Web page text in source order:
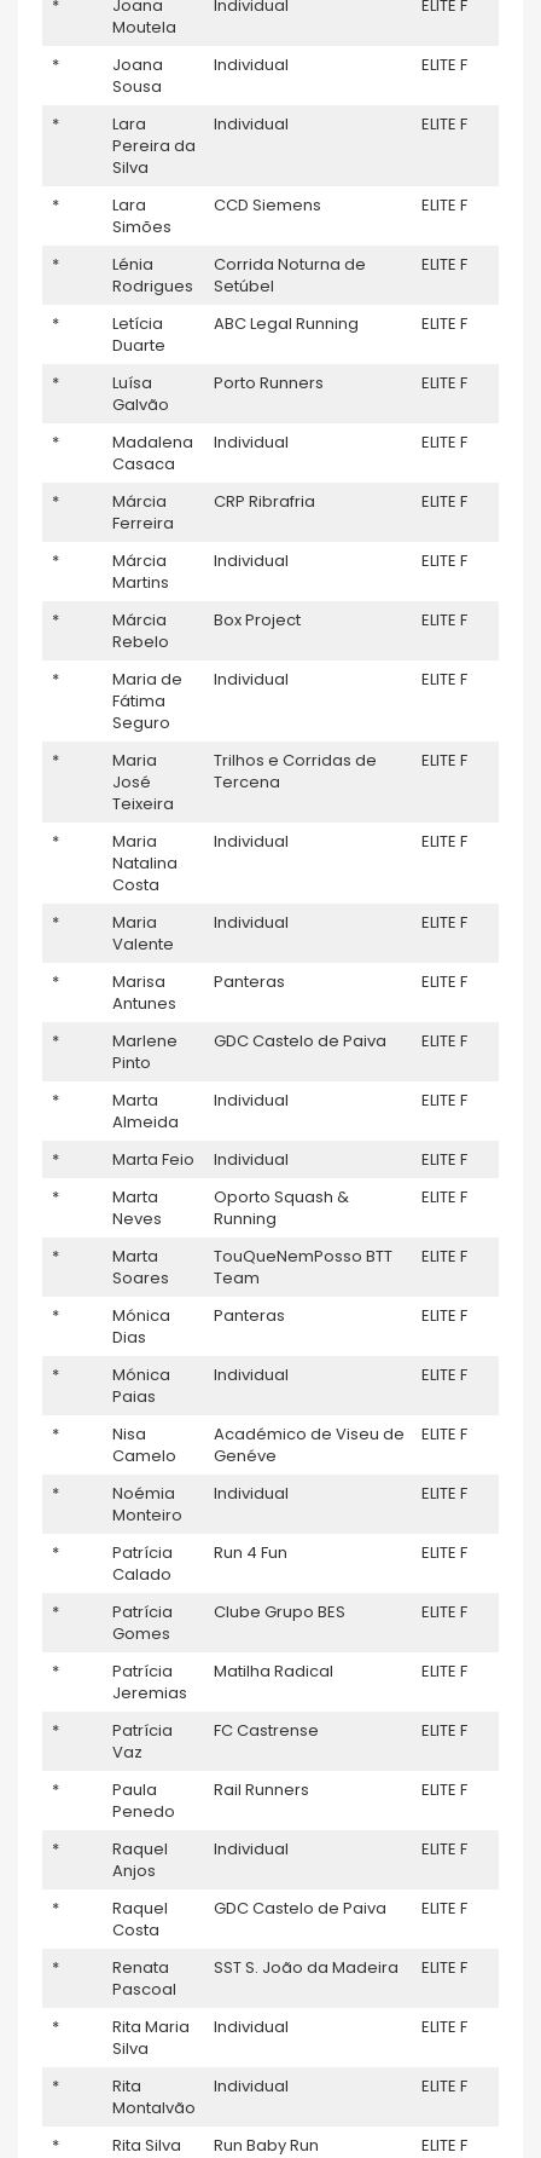
*
Joana
Moutela
Individual ELITE F
*
Joana
Sousa
Individual ELITE F
*
Lara
Pereira da
Silva
Individual ELITE F
*
Lara
Simões
CCD Siemens ELITE F
*
Lénia
Rodrigues
Corrida Noturna de
Setúbel
ELITE F
*
Letícia
Duarte
ABC Legal Running ELITE F
*
Luísa
Galvão
Porto Runners ELITE F
*
Madalena
Casaca
Individual ELITE F
*
Márcia
Ferreira
CRP Ribrafria ELITE F
*
Márcia
Martins
Individual ELITE F
*
Márcia
Rebelo
Box Project ELITE F
*
Maria de
Fátima
Seguro
Individual ELITE F
*
Maria
José
Teixeira
Trilhos e Corridas de
Tercena
ELITE F
*
Maria
Natalina
Costa
Individual ELITE F
*
Maria
Valente
Individual ELITE F
*
Marisa
Antunes
Panteras ELITE F
*
Marlene
Pinto
GDC Castelo de Paiva ELITE F
*
Marta
Almeida
Individual ELITE F
* Marta Feio Individual ELITE F
*
Marta
Neves
Oporto Squash &
Running
ELITE F
*
Marta
Soares
TouQueNemPosso BTT
Team
ELITE F
*
Mónica
Dias
Panteras ELITE F
*
Mónica
Paias
Individual ELITE F
*
Nisa
Camelo
Académico de Viseu de
Genéve
ELITE F
*
Noémia
Monteiro
Individual ELITE F
*
Patrícia
Calado
Run 4 Fun ELITE F
*
Patrícia
Gomes
Clube Grupo BES ELITE F
*
Patrícia
Jeremias
Matilha Radical ELITE F
*
Patrícia
Vaz
FC Castrense ELITE F
*
Paula
Penedo
Rail Runners ELITE F
*
Raquel
Anjos
Individual ELITE F
*
Raquel
Costa
GDC Castelo de Paiva ELITE F
*
Renata
Pascoal
SST S. João da Madeira ELITE F
*
Rita Maria
Silva
Individual ELITE F
*
Rita
Montalvão
Individual ELITE F
* Rita Silva Run Baby Run ELITE F